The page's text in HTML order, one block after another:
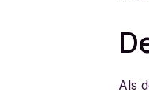
Als